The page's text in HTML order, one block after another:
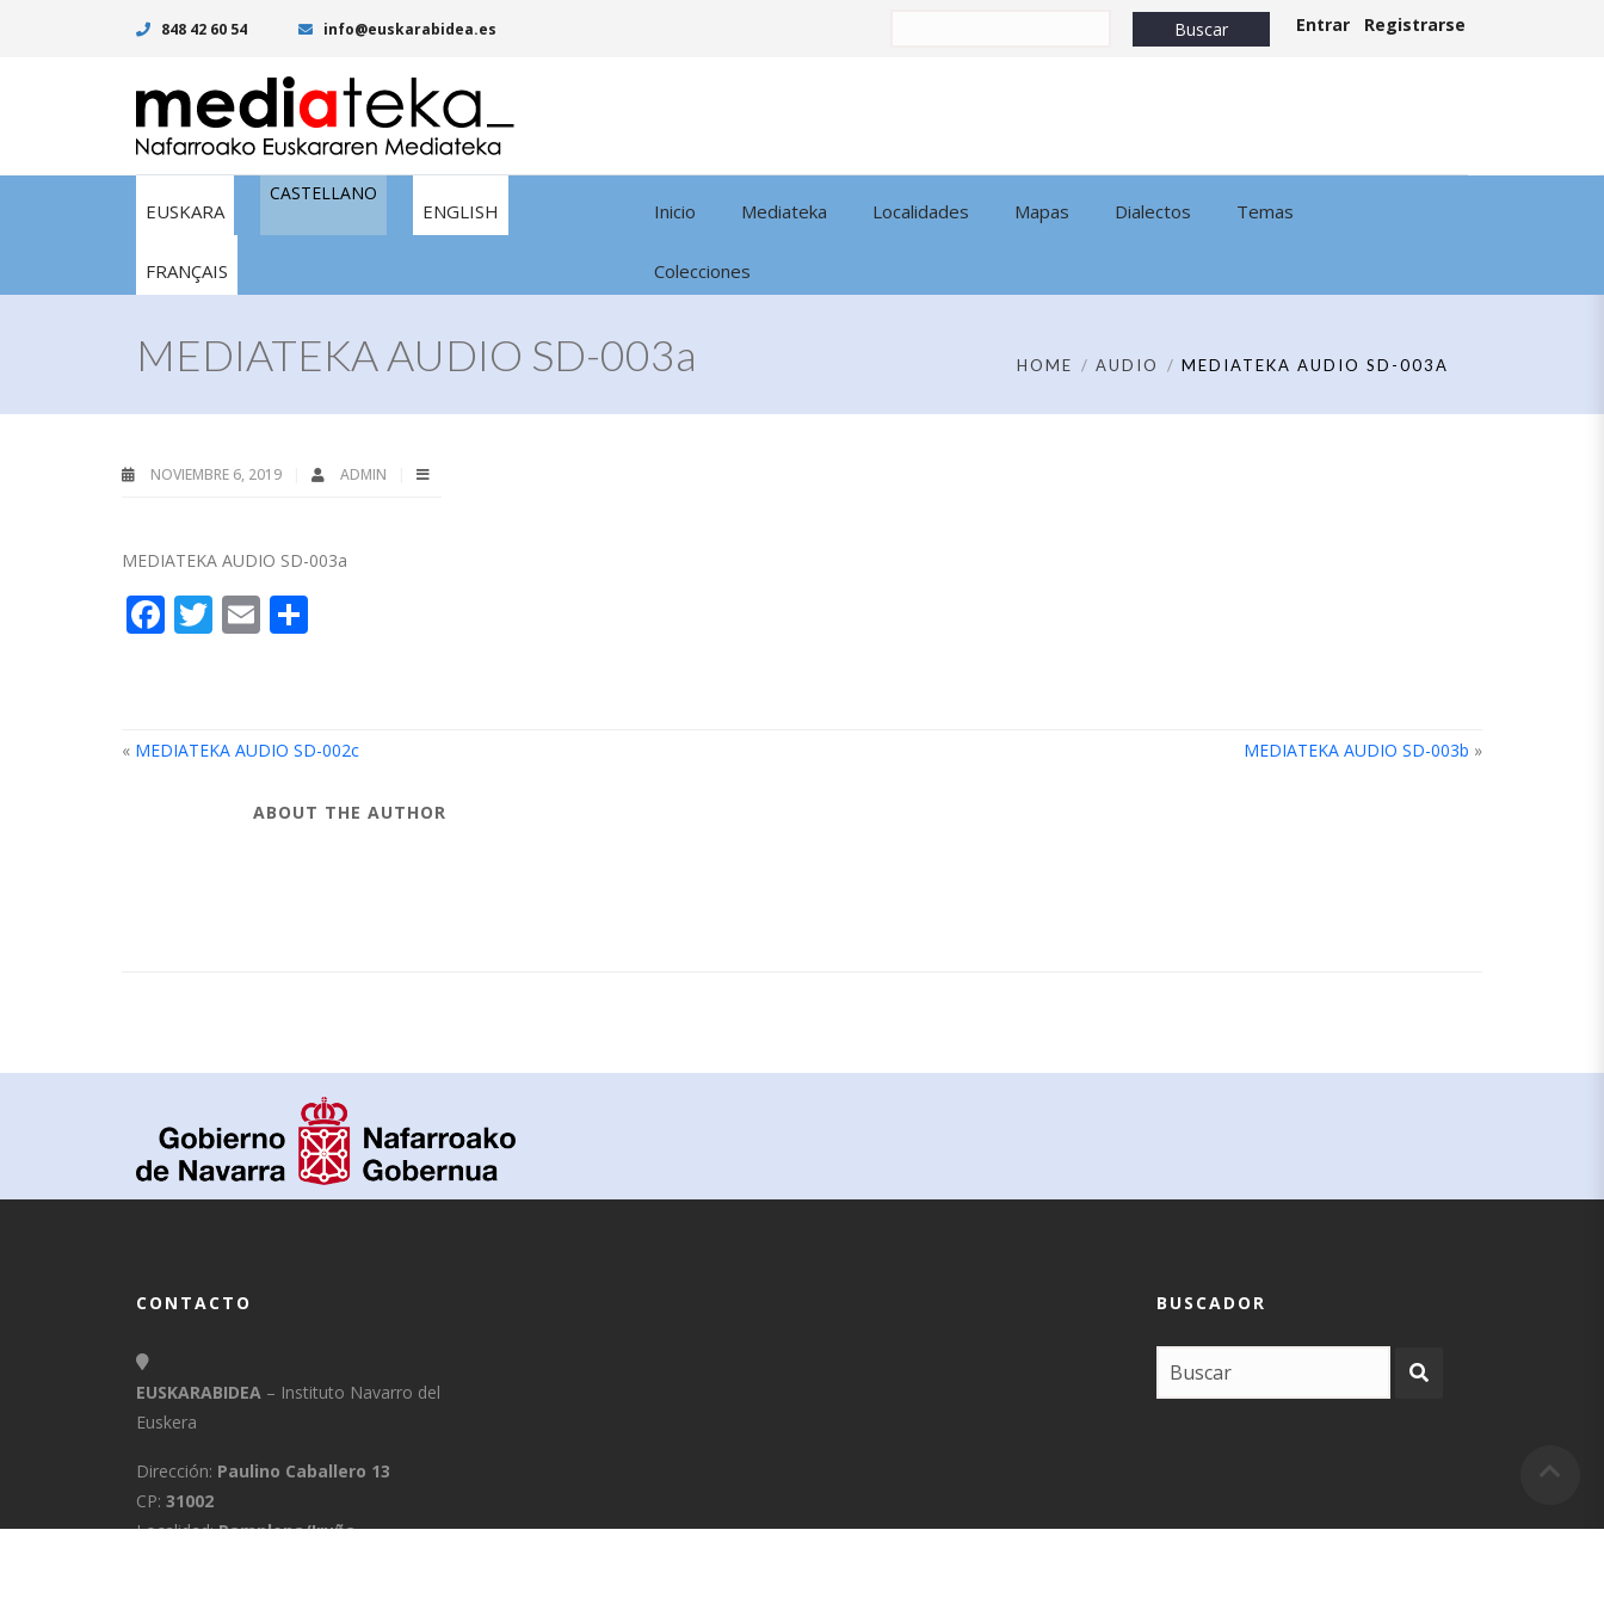
848 42 60 54 info@euskarabidea.es Entrar Registrarse
EUSKARA
CASTELLANO
ENGLISH
FRANÇAIS
Inicio Mediateka Localidades Mapas Dialectos Temas
Colecciones
MEDIATEKA AUDIO SD-003a HOME AUDIO MEDIATEKA AUDIO SD-003A
NOVIEMBRE 6, 2019 ADMIN
MEDIATEKA AUDIO SD-003a
Facebook
Twitter
Email
« MEDIATEKA AUDIO SD-002c MEDIATEKA AUDIO SD-003b »
ABOUT THE AUTHOR
CONTACTO
EUSKARABIDEA – Instituto Navarro del
Euskera
Dirección: Paulino Caballero 13
CP: 31002
Localidad:Pamplona/Iruña
BUSCADOR